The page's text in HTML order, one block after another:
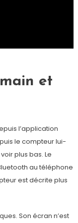
et
l’application
le compteur lui-
plus bas. Le
au téléphone
est décrite plus
Son écran n’est